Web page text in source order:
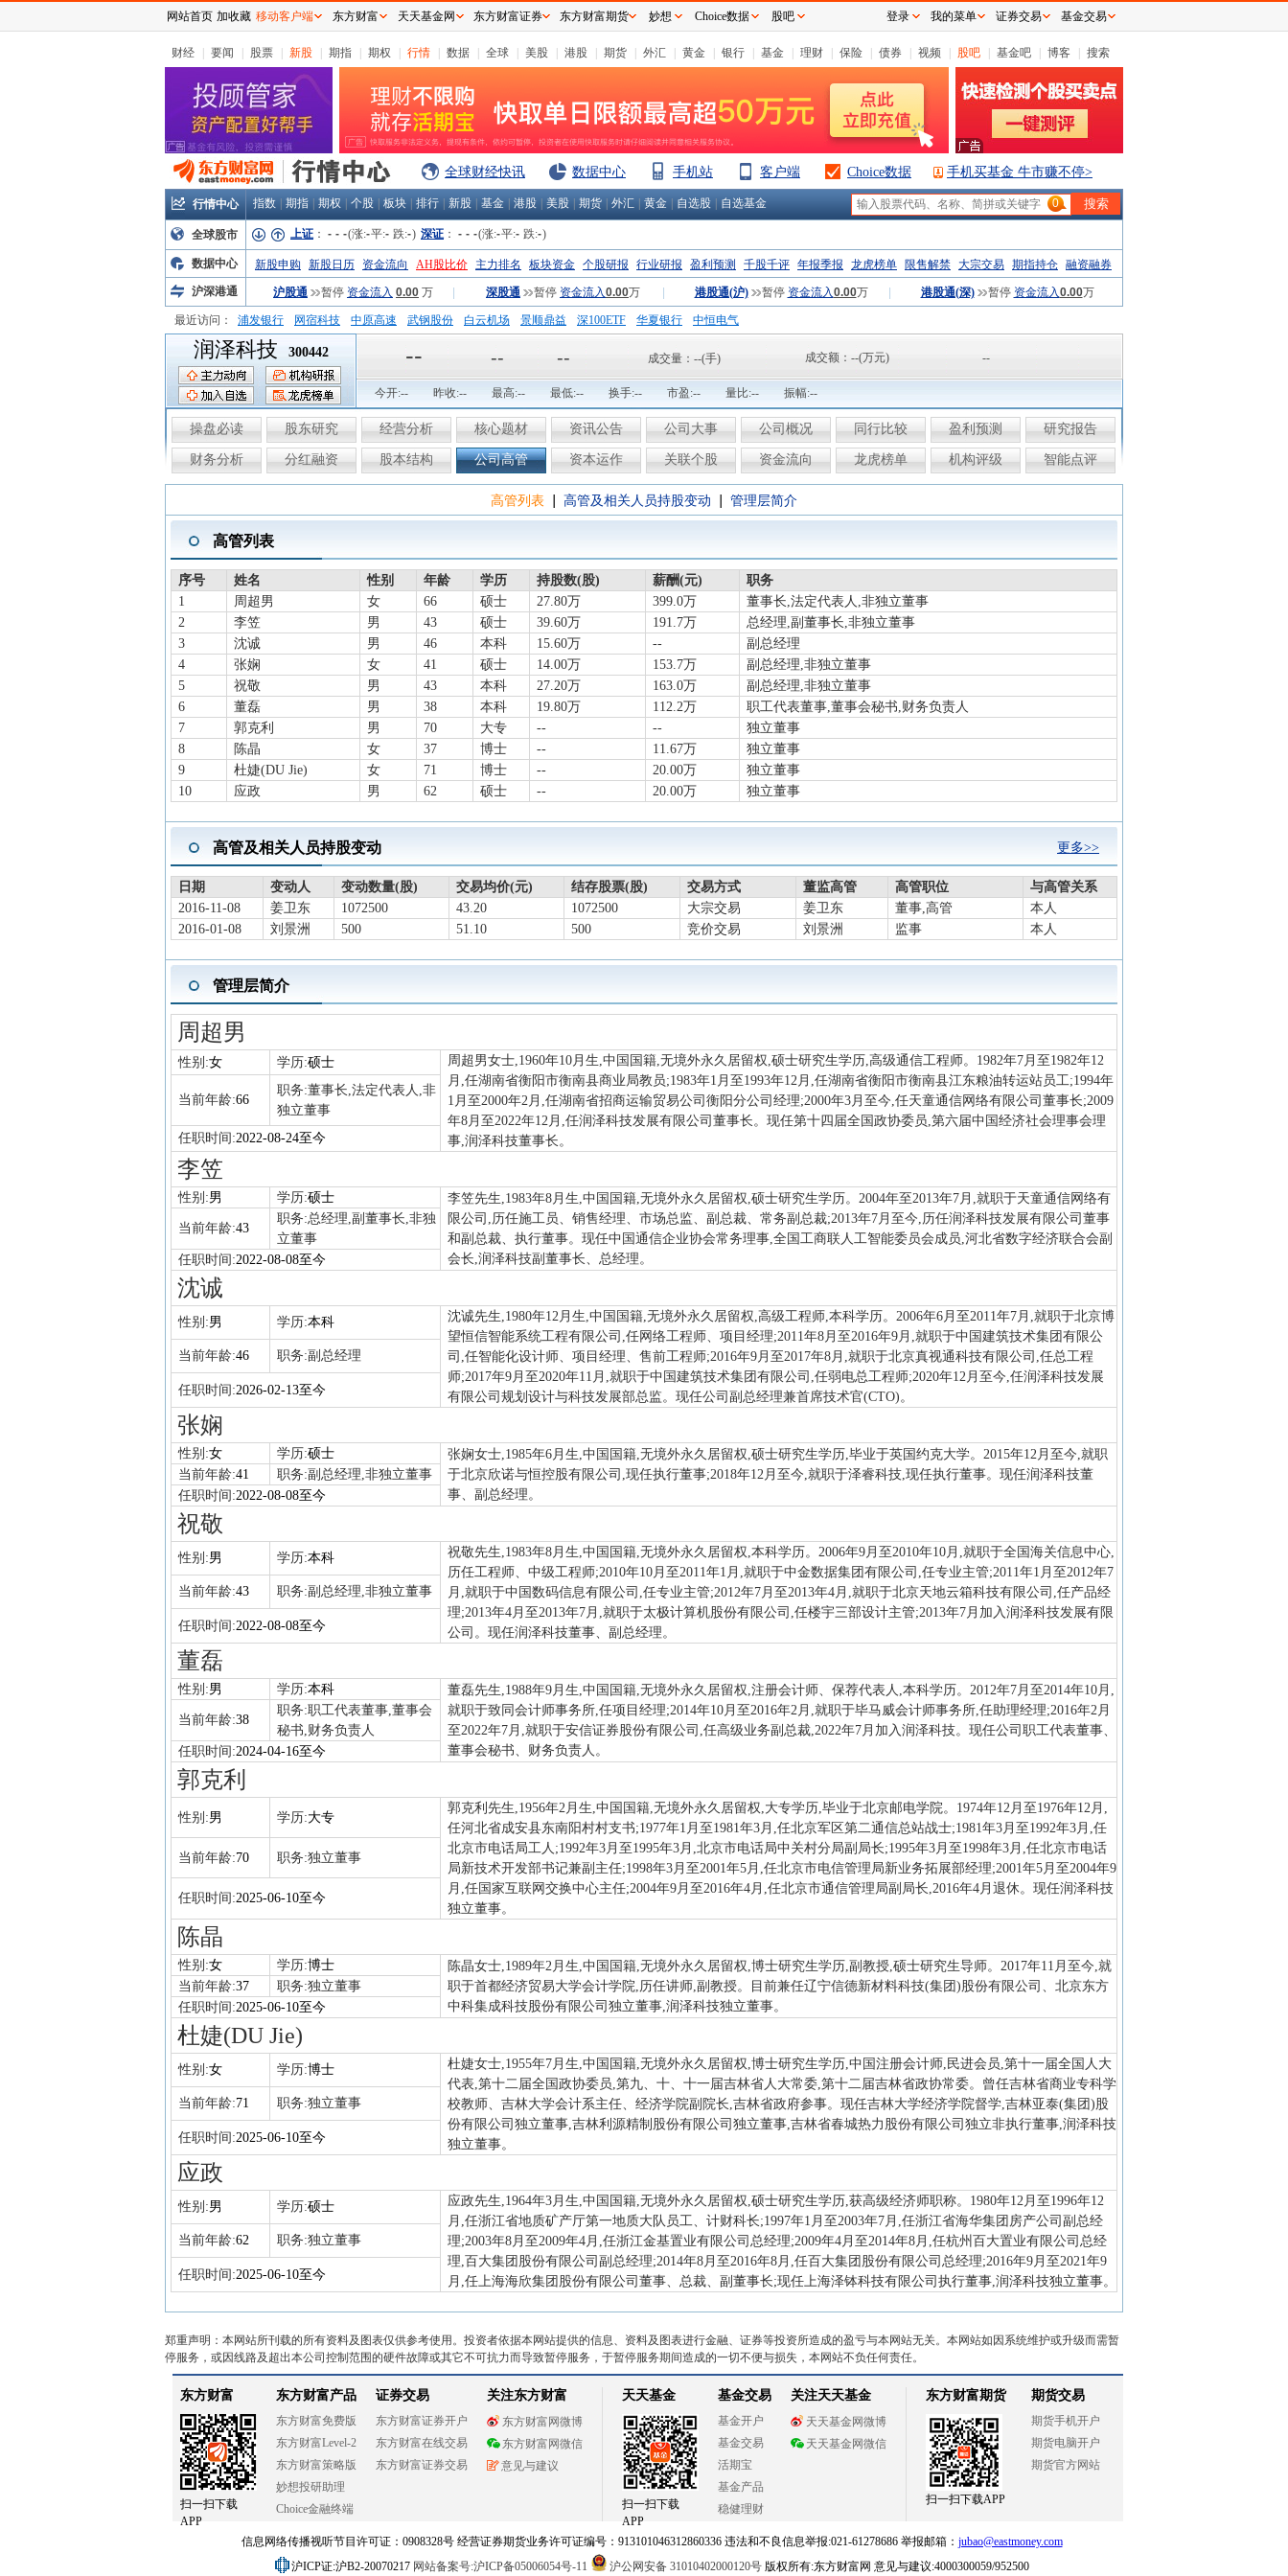
财经 要闻 股票 新股 期指 期权 行情 数据 全球 美股 港股 期货 外汇 黄金 银行 基金 理财 保险 债券 视频 股吧 基金吧 博客 搜索
全球财经快讯 数据中心 手机站 客户端 Choice数据 手机买基金 牛市赚不停>
行情中心 指数 期指 期权 个股 板块 排行 新股 基金 港股 美股 期货 外汇 黄金 自选股 自选基金 0
全球股市 上证 ： - - -(涨:-平:- 跌:-) 深证 ： - - -(涨:-平:- 跌:-)
数据中心 新股申购 新股日历 资金流向 AH股比价 主力排名 板块资金 个股研报 行业研报 盈利预测 千股千评 年报季报 龙虎榜单 限售解禁 大宗交易 期指持仓 融资融券
沪深港通
沪股通 暂停 资金流入 0.00 万 深股通 暂停 资金流入0.00万 港股通(沪) 暂停 资金流入0.00万 港股通(深) 暂停 资金流入0.00万
最近访问： 浦发银行 网宿科技 中原高速 武钢股份 白云机场 景顺鼎益 深100ETF 华夏银行
中恒电气
弘业股份
富临运业
润泽科技 300442 -- -- -- 成交量： --(手) 成交额： --(万元) --
今开:-- 昨收:-- 最高:-- 最低:-- 换手:-- 市盈:-- 量比:-- 振幅:--
操盘必读 股东研究 经营分析 核心题材 资讯公告 公司大事 公司概况 同行比较 盈利预测 研究报告
财务分析 分红融资 股本结构 公司高管 资本运作 关联个股 资金流向 龙虎榜单 机构评级 智能点评
高管列表 高管及相关人员持股变动 管理层简介
高管列表
序号 姓名 性别 年龄 学历 持股数(股) 薪酬(元)
职务
1
周超男 女 66 硕士 27.80万 399.0万
董事长,法定代表人,非独立董事
2
李笠 男 43 硕士 39.60万 191.7万
总经理,副董事长,非独立董事
3
沈诚 男 46 本科 15.60万 --
副总经理
4
张娴 女 41 硕士 14.00万 153.7万
副总经理,非独立董事
5
祝敬 男 43 本科 27.20万 163.0万
副总经理,非独立董事
6
董磊 男 38 本科 19.80万 112.2万
职工代表董事,董事会秘书,财务负责人
7
郭克利 男 70 大专 -- --
独立董事
8
陈晶 女 37 博士 -- 11.67万
独立董事
9
杜婕(DU Jie) 女 71 博士 -- 20.00万
独立董事
10
应政 男 62 硕士 -- 20.00万 独立董事
高管及相关人员持股变动 更多>>
日期 变动人 变动数量(股) 交易均价(元) 结存股票(股) 交易方式 董监高管 高管职位
与高管关系
2016-11-08
姜卫东 1072500 43.20 1072500 大宗交易 姜卫东 董事,高管
本人
2016-01-08
刘景洲 500 51.10 500 竞价交易 刘景洲 监事 本人
管理层简介
周超男
性别:女 学历:硕士
周超男女士,1960年10月生,中国国籍,无境外永久居留权,硕士研究生学历,高级通信工程师。1982年7月至1982年12
月,任湖南省衡阳市衡南县商业局教员;1983年1月至1993年12月,任湖南省衡阳市衡南县江东粮油转运站员工;1994年
1月至2000年2月,任湖南省招商运输贸易公司衡阳分公司经理;2000年3月至今,任天童通信网络有限公司董事长;2009
年8月至2022年12月,任润泽科技发展有限公司董事长。现任第十四届全国政协委员,第六届中国经济社会理事会理
事,润泽科技董事长。
当前年龄:66
职务:董事长,法定代表人,非
独立董事
任职时间:2022-08-24至今
李笠
性别:男 学历:硕士
李笠先生,1983年8月生,中国国籍,无境外永久居留权,硕士研究生学历。2004年至2013年7月,就职于天童通信网络有
限公司,历任施工员、销售经理、市场总监、副总裁、常务副总裁;2013年7月至今,历任润泽科技发展有限公司董事
和副总裁、执行董事。现任中国通信企业协会常务理事,全国工商联人工智能委员会成员,河北省数字经济联合会副
会长,润泽科技副董事长、总经理。
当前年龄:43
职务:总经理,副董事长,非独
立董事
任职时间:2022-08-08至今
沈诚
性别:男 学历:本科
沈诚先生,1980年12月生,中国国籍,无境外永久居留权,高级工程师,本科学历。2006年6月至2011年7月,就职于北京博
望恒信智能系统工程有限公司,任网络工程师、项目经理;2011年8月至2016年9月,就职于中国建筑技术集团有限公
司,任智能化设计师、项目经理、售前工程师;2016年9月至2017年8月,就职于北京真视通科技有限公司,任总工程
师;2017年9月至2020年11月,就职于中国建筑技术集团有限公司,任弱电总工程师;2020年12月至今,任润泽科技发展
有限公司规划设计与科技发展部总监。现任公司副总经理兼首席技术官(CTO)。
当前年龄:46 职务:副总经理
任职时间:2026-02-13至今
张娴
性别:女 学历:硕士
张娴女士,1985年6月生,中国国籍,无境外永久居留权,硕士研究生学历,毕业于英国约克大学。2015年12月至今,就职
于北京欣诺与恒控股有限公司,现任执行董事;2018年12月至今,就职于泽睿科技,现任执行董事。现任润泽科技董
事、副总经理。
当前年龄:41 职务:副总经理,非独立董事
任职时间:2022-08-08至今
祝敬
性别:男 学历:本科
祝敬先生,1983年8月生,中国国籍,无境外永久居留权,本科学历。2006年9月至2010年10月,就职于全国海关信息中心,
历任工程师、中级工程师;2010年10月至2011年1月,就职于中金数据集团有限公司,任专业主管;2011年1月至2012年7
月,就职于中国数码信息有限公司,任专业主管;2012年7月至2013年4月,就职于北京天地云箱科技有限公司,任产品经
理;2013年4月至2013年7月,就职于太极计算机股份有限公司,任楼宇三部设计主管;2013年7月加入润泽科技发展有限
公司。现任润泽科技董事、副总经理。
当前年龄:43 职务:副总经理,非独立董事
任职时间:2022-08-08至今
董磊
性别:男 学历:本科
董磊先生,1988年9月生,中国国籍,无境外永久居留权,注册会计师、保荐代表人,本科学历。2012年7月至2014年10月,
就职于致同会计师事务所,任项目经理;2014年10月至2016年2月,就职于毕马威会计师事务所,任助理经理;2016年2月
至2022年7月,就职于安信证券股份有限公司,任高级业务副总裁,2022年7月加入润泽科技。现任公司职工代表董事、
董事会秘书、财务负责人。
当前年龄:38
职务:职工代表董事,董事会
秘书,财务负责人
任职时间:2024-04-16至今
郭克利
性别:男 学历:大专
郭克利先生,1956年2月生,中国国籍,无境外永久居留权,大专学历,毕业于北京邮电学院。1974年12月至1976年12月,
任河北省成安县东南阳村村支书;1977年1月至1981年3月,任北京军区第二通信总站战士;1981年3月至1992年3月,任
北京市电话局工人;1992年3月至1995年3月,北京市电话局中关村分局副局长;1995年3月至1998年3月,任北京市电话
局新技术开发部书记兼副主任;1998年3月至2001年5月,任北京市电信管理局新业务拓展部经理;2001年5月至2004年9
月,任国家互联网交换中心主任;2004年9月至2016年4月,任北京市通信管理局副局长,2016年4月退休。现任润泽科技
独立董事。
当前年龄:70 职务:独立董事
任职时间:2025-06-10至今
陈晶
性别:女 学历:博士
陈晶女士,1989年2月生,中国国籍,无境外永久居留权,博士研究生学历,副教授,硕士研究生导师。2017年11月至今,就
职于首都经济贸易大学会计学院,历任讲师,副教授。目前兼任辽宁信德新材料科技(集团)股份有限公司、北京东方
中科集成科技股份有限公司独立董事,润泽科技独立董事。
当前年龄:37 职务:独立董事
任职时间:2025-06-10至今
杜婕(DU Jie)
性别:女 学历:博士
杜婕女士,1955年7月生,中国国籍,无境外永久居留权,博士研究生学历,中国注册会计师,民进会员,第十一届全国人大
代表,第十二届全国政协委员,第九、十、十一届吉林省人大常委,第十二届吉林省政协常委。曾任吉林省商业专科学
校教师、吉林大学会计系主任、经济学院副院长,吉林省政府参事。现任吉林大学经济学院督学,吉林亚泰(集团)股
份有限公司独立董事,吉林利源精制股份有限公司独立董事,吉林省春城热力股份有限公司独立非执行董事,润泽科技
独立董事。
当前年龄:71 职务:独立董事
任职时间:2025-06-10至今
应政
性别:男 学历:硕士
应政先生,1964年3月生,中国国籍,无境外永久居留权,硕士研究生学历,获高级经济师职称。1980年12月至1996年12
月,任浙江省地质矿产厅第一地质大队员工、计财科长;1997年1月至2003年7月,任浙江省海华集团房产公司副总经
理;2003年8月至2009年4月,任浙江金基置业有限公司总经理;2009年4月至2014年8月,任杭州百大置业有限公司总经
理,百大集团股份有限公司副总经理;2014年8月至2016年8月,任百大集团股份有限公司总经理;2016年9月至2021年9
月,任上海海欣集团股份有限公司董事、总裁、副董事长;现任上海泽钵科技有限公司执行董事,润泽科技独立董事。
当前年龄:62 职务:独立董事
任职时间:2025-06-10至今
郑重声明：本网站所刊载的所有资料及图表仅供参考使用。投资者依据本网站提供的信息、资料及图表进行金融、证券等投资所造成的盈亏与本网站无关。本网站如因系统维护或升级而需暂
停服务，或因线路及超出本公司控制范围的硬件故障或其它不可抗力而导致暂停服务，于暂停服务期间造成的一切不便与损失，本网站不负任何责任。
网站首页 加收藏 移动客户端 东方财富 天天基金网 东方财富证券 东方财富期货 妙想 Choice数据 股吧 登录 我的菜单 证券交易 基金交易